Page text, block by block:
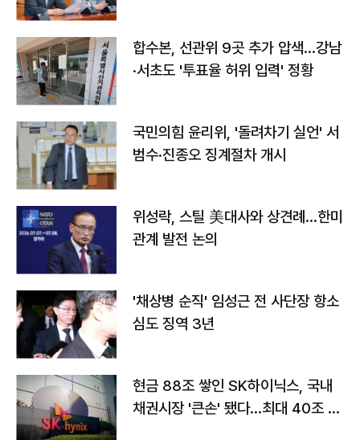
합수본, 선관위 9곳 추가 압색…강남
·서초도 '투표율 허위 입력' 정황
국민의힘 윤리위, '돌려차기 실언' 서
범수·진종오 징계절차 개시
위성락, 스틸 美대사와 상견례…한미
관계 발전 논의
'채상병 순직' 임성근 전 사단장 항소
심도 징역 3년
현금 88조 쌓인 SK하이닉스, 국내
채권시장 '큰손' 됐다…최대 40조 투